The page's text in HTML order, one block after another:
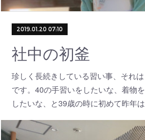
2019.01.20 07:10
社中の初釜
珍しく長続きしている習い事、それ
です。40の手習いをしたいな、着物
したいな、と39歳の時に初めて昨年